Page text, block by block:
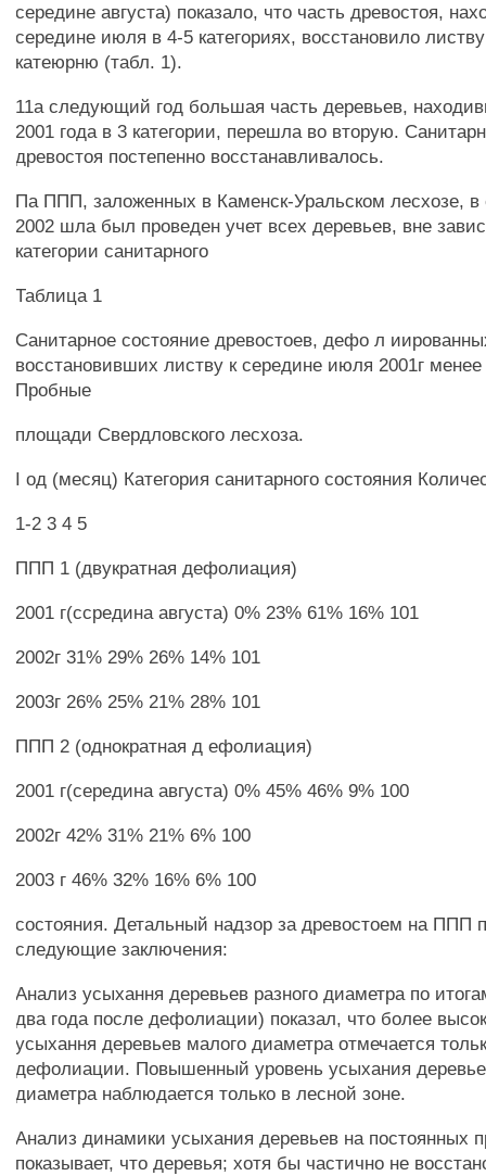
середине августа) показало, что часть древостоя,
середине июля в 4-5 категориях, восстановило
катеюрню (табл. 1).
11а следующий год большая часть деревьев,
2001 года в 3 категории, перешла во вторую.
древостоя постепенно восстанавливалось.
Па ППП, заложенных в Каменск-Уральском лесхозе, в
2002 шла был проведен учет всех деревьев, вне
категории санитарного
Таблица 1
Санитарное состояние древостоев, дефо л
восстановивших листву к середине июля 2001г
Пробные
площади Свердловского лесхоза.
I од (месяц) Категория санитарного состояния
1-2 3 4 5
ППП 1 (двукратная дефолиация)
2001 г(ссредина августа) 0% 23% 61% 16% 101
2002г 31% 29% 26% 14% 101
2003г 26% 25% 21% 28% 101
ППП 2 (однократная д ефолиация)
2001 г(середина августа) 0% 45% 46% 9% 100
2002г 42% 31% 21% 6% 100
2003 г 46% 32% 16% 6% 100
состояния. Детальный надзор за древостоем на ППП
следующие заключения:
Анализ усыхання деревьев разного диаметра по
два года после дефолиации) показал, что более
усыхання деревьев малого диаметра отмечается
дефолиации. Повышенный уровень усыхания
диаметра наблюдается только в лесной зоне.
Анализ динамики усыхания деревьев на постоянных
показывает, что деревья; хотя бы частично не